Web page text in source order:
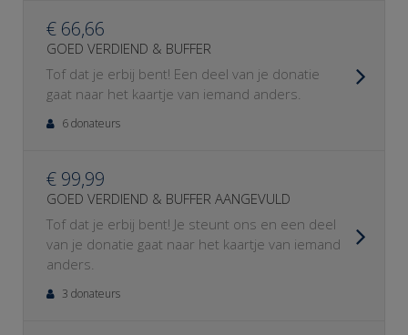
€ 66,66
GOED VERDIEND & BUFFER
Tof dat je erbij bent! Een deel van je donatie
gaat naar het kaartje van iemand anders.
6 donateurs
€ 99,99
GOED VERDIEND & BUFFER AANGEVULD
Tof dat je erbij bent! Je steunt ons en een deel
van je donatie gaat naar het kaartje van iemand
anders.
3 donateurs